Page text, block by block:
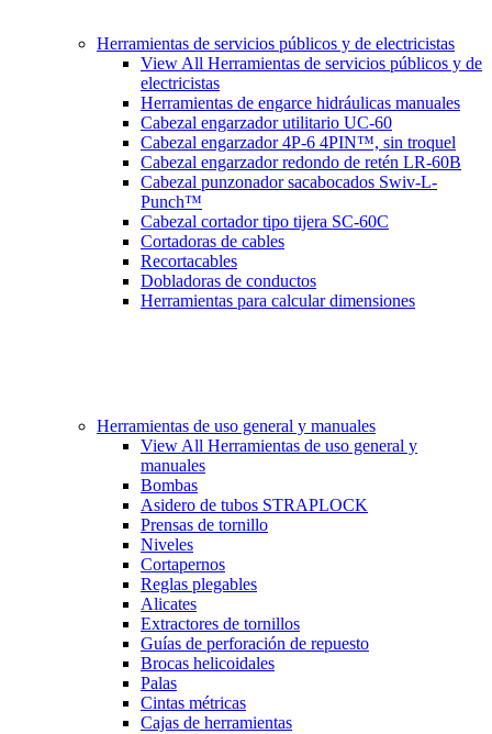
Herramientas de servicios públicos y de electricistas
View All Herramientas de servicios públicos y de
electricistas
Herramientas de engarce hidráulicas manuales
Cabezal engarzador utilitario UC-60
Cabezal engarzador 4P-6 4PIN™, sin troquel
Cabezal engarzador redondo de retén LR-60B
Cabezal punzonador sacabocados Swiv-L-
Punch™
Cabezal cortador tipo tijera SC-60C
Cortadoras de cables
Recortacables
Dobladoras de conductos
Herramientas para calcular dimensiones
Herramientas de uso general y manuales
View All Herramientas de uso general y
manuales
Bombas
Asidero de tubos STRAPLOCK
Prensas de tornillo
Niveles
Cortapernos
Reglas plegables
Alicates
Extractores de tornillos
Guías de perforación de repuesto
Brocas helicoidales
Palas
Cintas métricas
Cajas de herramientas